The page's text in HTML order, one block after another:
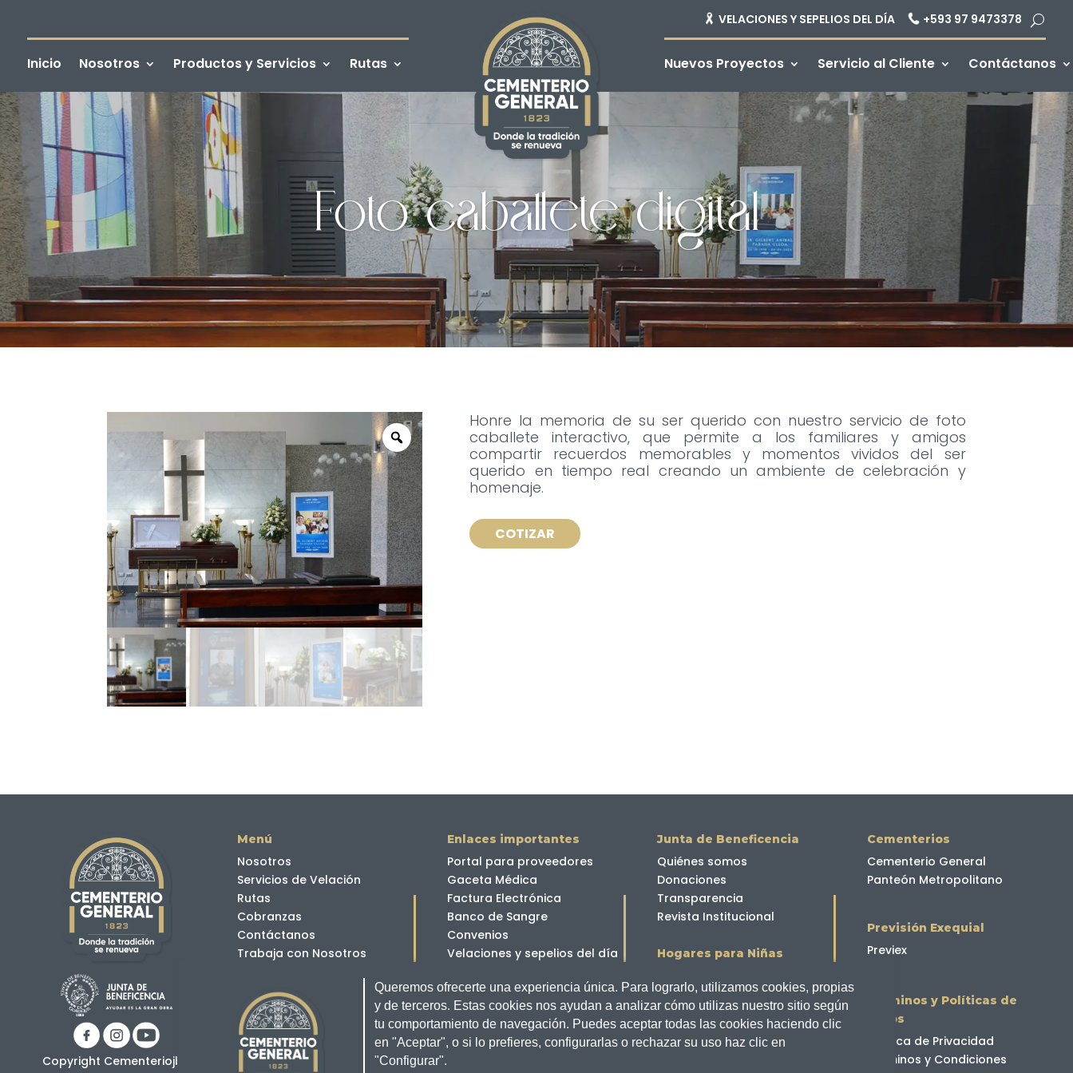
VELACIONES Y SEPELIOS DEL DÍA +593 97 9473378
Inicio Nosotros Productos y Servicios Rutas Nuevos Proyectos Servicio al Cliente Contáctanos
Foto caballete digital
Honre la memoria de su ser querido con nuestro servicio de foto
caballete interactivo, que permite a los familiares y amigos
compartir recuerdos memorables y momentos vividos del ser
querido en tiempo real creando un ambiente de celebración y
homenaje.
COTIZAR
Copyright Cementeriojbg
Menú
Nosotros
Servicios de Velación
Rutas
Cobranzas
Contáctanos
Trabaja con Nosotros
H. Luis Vernaza
H. de la Mujer Alfredo Paulson
H. de Niños Dr. Roberto Gilbert
Instituto de Neurociencias
Enlaces importantes
Portal para proveedores
Gaceta Médica
Factura Electrónica
Banco de Sangre
Convenios
Velaciones y sepelios del día
Unidades Educativas
José Domingo de Santistevan
Junta de Beneficencia
Quiénes somos
Donaciones
Transparencia
Revista Institucional
Hogares para Niñas
Hogar Manuel Galecio
Hogares para Adultos
Cementerios
Cementerio General
Panteón Metropolitano
Previsión Exequial
Previex
Términos y Políticas de
datos
Política de Privacidad
Términos y Condiciones
Queremos ofrecerte una experiencia única. Para lograrlo, utilizamos cookies, propias
y de terceros. Estas cookies nos ayudan a analizar cómo utilizas nuestro sitio según
tu comportamiento de navegación. Puedes aceptar todas las cookies haciendo clic
en "Aceptar", o si lo prefieres, configurarlas o rechazar su uso haz clic en
"Configurar".